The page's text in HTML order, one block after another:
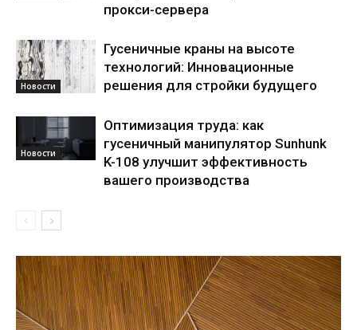
прокси-сервера
Новости
Гусеничные краны на высоте
технологий: Инновационные
решения для стройки будущего
Новости
Оптимизация труда: как
гусеничный манипулятор Sunhunk
K-108 улучшит эффективность
вашего производства